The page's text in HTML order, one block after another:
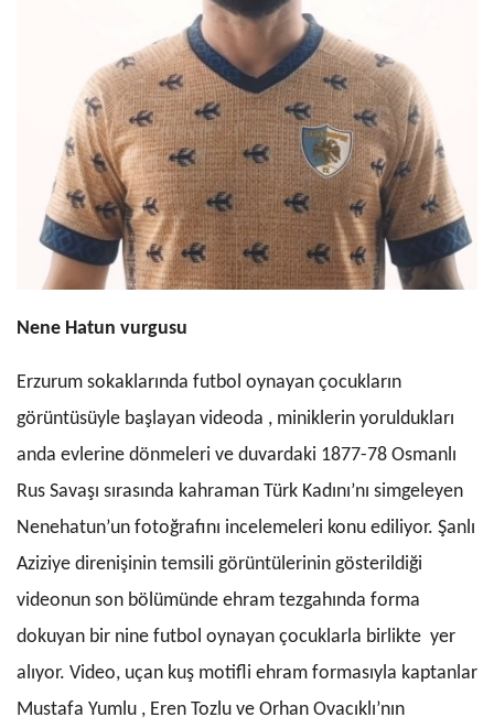
Nene Hatun vurgusu
Erzurum sokaklarında futbol oynayan çocukların
görüntüsüyle başlayan videoda , miniklerin yoruldukları
anda evlerine dönmeleri ve duvardaki 1877-78 Osmanlı
Rus Savaşı sırasında kahraman Türk Kadını’nı simgeleyen
Nenehatun’un fotoğrafını incelemeleri konu ediliyor. Şanlı
Aziziye direnişinin temsili görüntülerinin gösterildiği
videonun son bölümünde ehram tezgahında forma
dokuyan bir nine futbol oynayan çocuklarla birlikte yer
alıyor. Video, uçan kuş motifli ehram formasıyla kaptanlar
Mustafa Yumlu , Eren Tozlu ve Orhan Ovacıklı’nın